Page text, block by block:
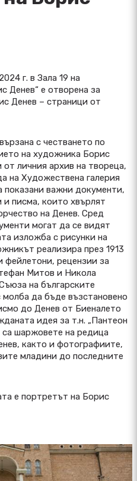
г. в Зала 19 на
Денев“ е отворена за
Денев – страници от
с честването по
на художника Борис
личния архив на твореца,
на Художествена галерия
показани важни документи,
и писма, които хвърлят
на Денев. Сред
могат да се видят
изложба с рисунки на
реализира през 1913
фейлетони, рецензии за
Митов и Никола
на българските
да бъде възстановено
до Денев от Биеналето
идея за т.н. „Пантеон
са шаржовете на редица
както и фотографиите,
младини до последните
е портретът на Борис